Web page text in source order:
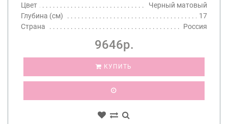
Цвет
Черный матовый
Глубина (см)
17
Страна
Россия
9646р.
КУПИТЬ